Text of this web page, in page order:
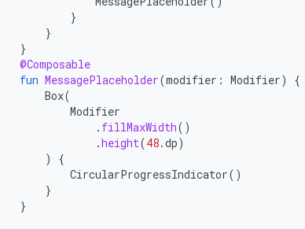
}
}
}
@Composable
fun MessagePlaceholder(modifier : Modifier)
{
Box(
Modifier
. fillMaxWidth()
.height(48.dp)
)
{
CircularProgressIndicator()
}
}